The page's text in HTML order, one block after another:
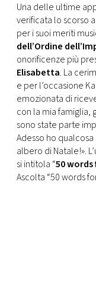
Una delle ultime
verificata lo scorso
per i suoi meriti
dell’Ordine
onorificenze più
Elisabetta. La
e per l’occasione
emozionata di
con la mia famiglia,
sono state parte
Adesso ho
albero di Natale!».
si intitola “50
Ascolta “50 words